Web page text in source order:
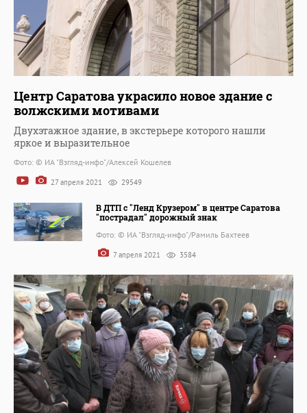
Центр Саратова украсило новое здание с
волжскими мотивами
Двухэтажное здание, в экстерьере которого нашли
яркое и выразительное
Фото: © ИА "Взгляд-инфо"/Алексей Кошелев
27 апреля 2021 29549
В ДТП с "Ленд Крузером" в центре Саратова
"пострадал" дорожный знак
Фото: © ИА "Взгляд-инфо"/Рамиль Бахтеев
7 апреля 2021 3584